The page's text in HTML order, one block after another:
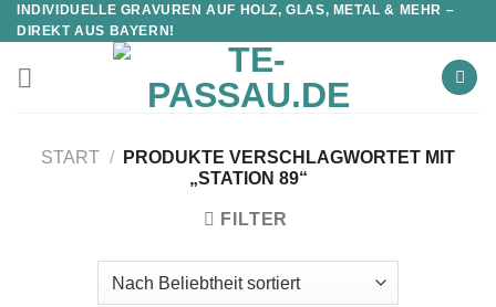
INDIVIDUELLE GRAVUREN AUF HOLZ, GLAS, METAL & MEHR –
DIREKT AUS BAYERN!
START /
PRODUKTE VERSCHLAGWORTET MIT
„STATION 89“
FILTER